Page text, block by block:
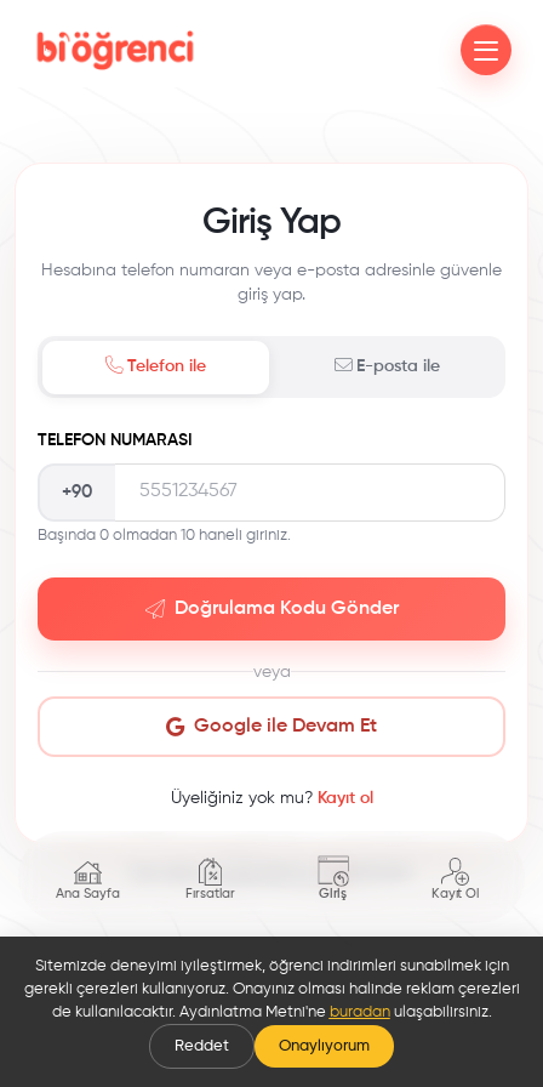
Ana Sayfa Fırsatlar Giriş Kayıt Ol
Giriş Yap
Hesabına telefon numaran veya e-posta adresinle güvenle
giriş yap.
Telefon ile E-posta ile
TELEFON NUMARASI
+90
Başında 0 olmadan 10 haneli giriniz.
Doğrulama Kodu Gönder
veya
Google ile Devam Et
Üyeliğiniz yok mu? Kayıt ol
This site is protected by reCAPTCHA.
Sitemizde deneyimi iyileştirmek, öğrenci indirimleri sunabilmek için
gerekli çerezleri kullanıyoruz. Onayınız olması halinde reklam çerezleri
de kullanılacaktır. Aydınlatma Metni'ne buradanulaşabilirsiniz.
Reddet Onaylıyorum